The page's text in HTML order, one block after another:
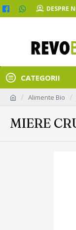
DESPRE
CATEGORII
Alimente Bio
MIERE